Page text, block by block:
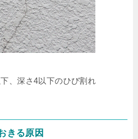
、深さ4以下のひび割れ
きる原因